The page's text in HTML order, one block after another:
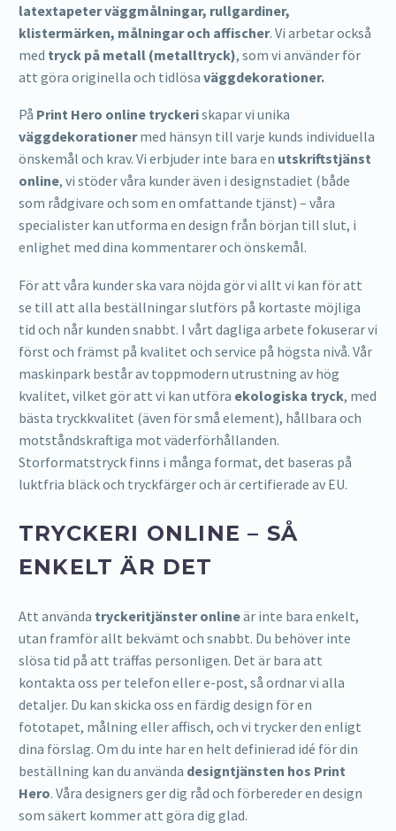
latextapeter väggmålningar, rullgardiner,
klistermärken, målningar och affischer. Vi arbetar också
med tryck på metall (metalltryck), som vi använder för
att göra originella och tidlösa väggdekorationer.
På Print Hero online tryckeriskapar vi unika
väggdekorationermed hänsyn till varje kunds individuella
önskemål och krav. Vi erbjuder inte bara en utskriftstjänst
online, vi stöder våra kunder även i designstadiet (både
som rådgivare och som en omfattande tjänst) – våra
specialister kan utforma en design från början till slut, i
enlighet med dina kommentarer och önskemål.
För att våra kunder ska vara nöjda gör vi allt vi kan för att
se till att alla beställningar slutförs på kortaste möjliga
tid och når kunden snabbt. I vårt dagliga arbete fokuserar vi
först och främst på kvalitet och service på högsta nivå. Vår
maskinpark består av toppmodern utrustning av hög
kvalitet, vilket gör att vi kan utföra ekologiska tryck, med
bästa tryckkvalitet (även för små element), hållbara och
motståndskraftiga mot väderförhållanden.
Storformatstryck finns i många format, det baseras på
luktfria bläck och tryckfärger och är certifierade av EU.
TRYCKERI ONLINE – SÅ
ENKELT ÄR DET
Att använda tryckeritjänster onlineär inte bara enkelt,
utan framför allt bekvämt och snabbt. Du behöver inte
slösa tid på att träffas personligen. Det är bara att
kontakta oss per telefon eller e-post, så ordnar vi alla
detaljer. Du kan skicka oss en färdig design för en
fototapet, målning eller affisch, och vi trycker den enligt
dina förslag. Om du inte har en helt definierad idé för din
beställning kan du använda designtjänsten hos Print
Hero. Våra designers ger dig råd och förbereder en design
som säkert kommer att göra dig glad.